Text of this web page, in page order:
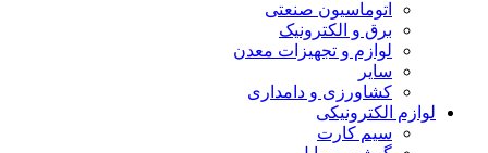
اتوماسیون صنعتی
برق و الکترونیک
لوازم و تجهیزات معدن
سایر
کشاورزی و دامداری
لوازم الکترونیکی
سیم کارت